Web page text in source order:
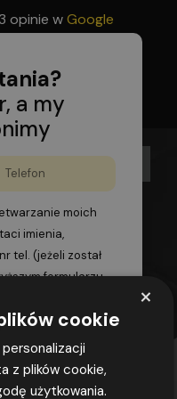
opinie wGoogle
Search
trwania kursu to 1
składają się z zajęć
egzaminu kursant
wg normy
×
cookie
z plików cookie,
użytkowania.
a my
moich
imienia,
tel. (jeżeli został
formularzu,
Rady (UE)
2016 r. w sprawie
z
i w